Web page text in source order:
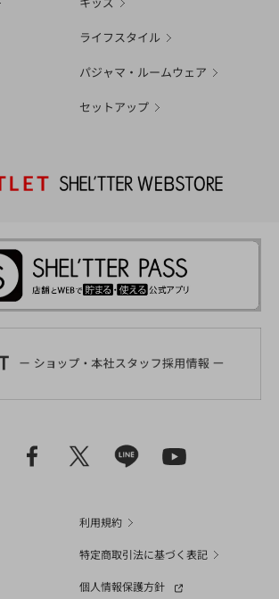
ライフスタイル
パジャマ・ルームウェア
セットアップ
利用規約
特定商取引法に基づく表記
個人情報保護方針